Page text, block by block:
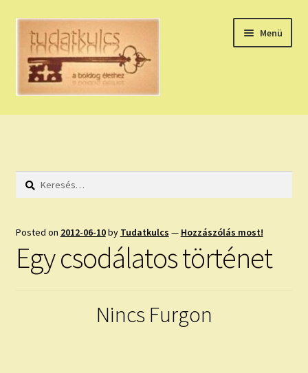
Ugrás
navigációhoz
Kilépés
tartalomba
Menü
HÚZZ EGY KÁRTYÁT!
HOLDNAPTÁR
NAPI ASZTROLÓGIA
Keresés:
Posted on 2012-06-10by Tudatkulcs — Hozzászólás most!
Egy csodálatos történet
Nincs Furgon